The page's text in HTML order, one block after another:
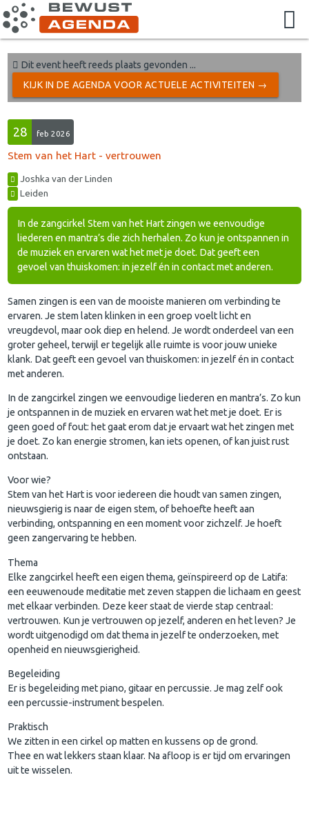
Dit event heeft reeds plaats gevonden ...
KIJK IN DE AGENDA VOOR ACTUELE ACTIVITEITEN →
28 feb 2026
Stem van het Hart - vertrouwen
Joshka van der Linden
Leiden
In de zangcirkel Stem van het Hart zingen we eenvoudige
liederen en mantra’s die zich herhalen. Zo kun je ontspannen in
de muziek en ervaren wat het met je doet. Dat geeft een
gevoel van thuiskomen: in jezelf én in contact met anderen.
Samen zingen is een van de mooiste manieren om verbinding te
ervaren. Je stem laten klinken in een groep voelt licht en
vreugdevol, maar ook diep en helend. Je wordt onderdeel van een
groter geheel, terwijl er tegelijk alle ruimte is voor jouw unieke
klank. Dat geeft een gevoel van thuiskomen: in jezelf én in contact
met anderen.
In de zangcirkel zingen we eenvoudige liederen en mantra’s. Zo kun
je ontspannen in de muziek en ervaren wat het met je doet. Er is
geen goed of fout: het gaat erom dat je ervaart wat het zingen met
je doet. Zo kan energie stromen, kan iets openen, of kan juist rust
ontstaan.
Voor wie?
Stem van het Hart is voor iedereen die houdt van samen zingen,
nieuwsgierig is naar de eigen stem, of behoefte heeft aan
verbinding, ontspanning en een moment voor zichzelf. Je hoeft
geen zangervaring te hebben.
Thema
Elke zangcirkel heeft een eigen thema, geïnspireerd op de Latifa:
een eeuwenoude meditatie met zeven stappen die lichaam en geest
met elkaar verbinden. Deze keer staat de vierde stap centraal:
vertrouwen. Kun je vertrouwen op jezelf, anderen en het leven? Je
wordt uitgenodigd om dat thema in jezelf te onderzoeken, met
openheid en nieuwsgierigheid.
Begeleiding
Er is begeleiding met piano, gitaar en percussie. Je mag zelf ook
een percussie-instrument bespelen.
Praktisch
We zitten in een cirkel op matten en kussens op de grond.
Thee en wat lekkers staan klaar. Na afloop is er tijd om ervaringen
uit te wisselen.